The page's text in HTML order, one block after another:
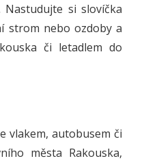
si slovíčka
strom nebo ozdoby a
či letadlem do
vlakem, autobusem či
města Rakouska,